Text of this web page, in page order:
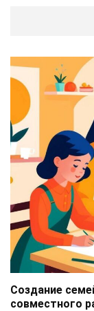
Создание
совместного